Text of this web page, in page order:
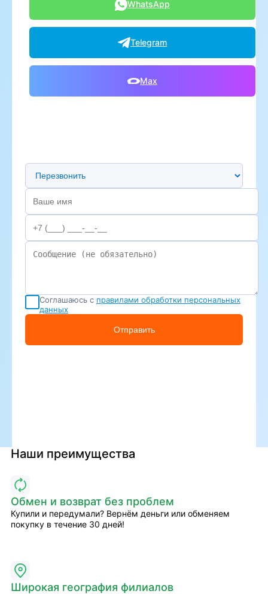
WhatsApp
Telegram
Max
Предпочтительный способ связи
Соглашаюсь с правилами обработки персональных
данных
Отправить
Наши преимущества
Обмен и возврат без проблем
Купили и передумали? Вернём деньги или обменяем
покупку в течение 30 дней!
Широкая география филиалов